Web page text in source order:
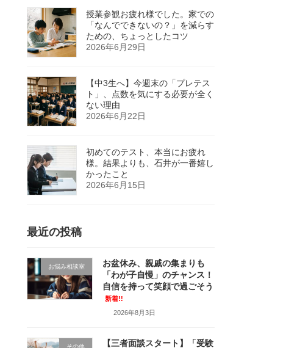
授業参観お疲れ様でした。家での
「なんでできないの？」を減らす
ための、ちょっとしたコツ
2026年6月29日
【中3生へ】今週末の「プレテス
ト」、点数を気にする必要が全く
ない理由
2026年6月22日
初めてのテスト、本当にお疲れ
様。結果よりも、石井が一番嬉し
かったこと
2026年6月15日
最近の投稿
お悩み相談室
お盆休み、親戚の集まりも
「わが子自慢」のチャンス！
自信を持って笑顔で過ごそう
新着!!
2026年8月3日
その他
【三者面談スタート】「受験